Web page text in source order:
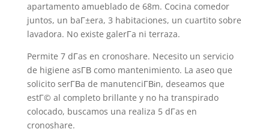
apartamento amueblado de 68m. Cocina comedor
juntos, un baГ±era, 3 habitaciones, un cuartito sobre
lavadora. No existe galerГ­a ni terraza.
Permite 7 dГ­as en cronoshare. Necesito un servicio
de higiene asГ­В­ como mantenimiento. La aseo que
solicito serГ­В­a de manutenciГ­Віn, deseamos que
estГ© al completo brillante y no ha transpirado
colocado, buscamos una realiza 5 dГ­as en
cronoshare.